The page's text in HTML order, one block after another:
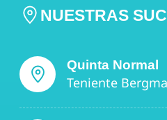
NUESTRAS
Quinta Normal
Teniente